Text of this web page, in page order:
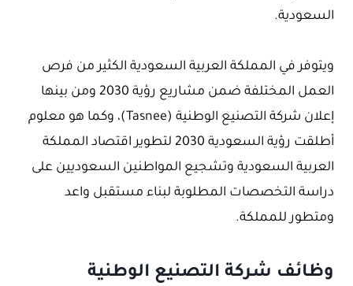
السعودية.
ويتوفر في المملكة العربية السعودية الكثير من فرص
العمل المختلفة ضمن مشاريع رؤية 2030 ومن بينها
إعلان شركة التصنيع الوطنية (Tasnee)، وكما هو معلوم
أطلقت رؤية السعودية 2030 لتطوير اقتصاد المملكة
العربية السعودية وتشجيع المواطنين السعوديين على
دراسة التخصصات المطلوبة لبناء مستقبل واعد
ومتطور للمملكة.
وظائف شركة التصنيع الوطنية